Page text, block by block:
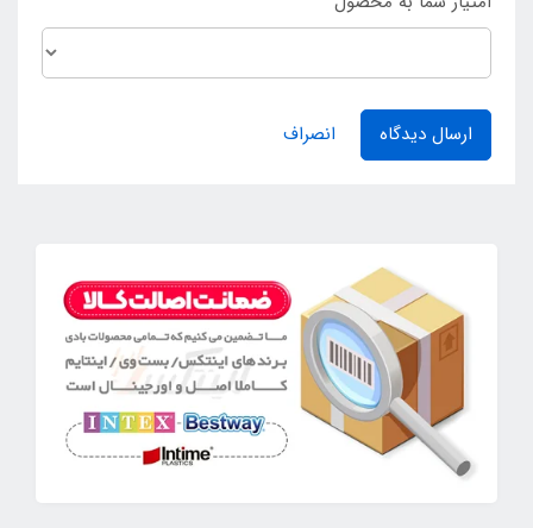
ارسال دیدگاه انصراف